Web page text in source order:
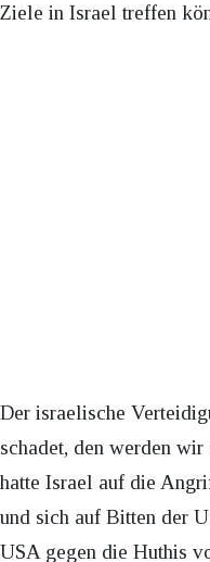
Ziele in Israel treffen
Der israelische
schadet, den werden
hatte Israel auf die
und sich auf Bitten der
USA gegen die Huthis